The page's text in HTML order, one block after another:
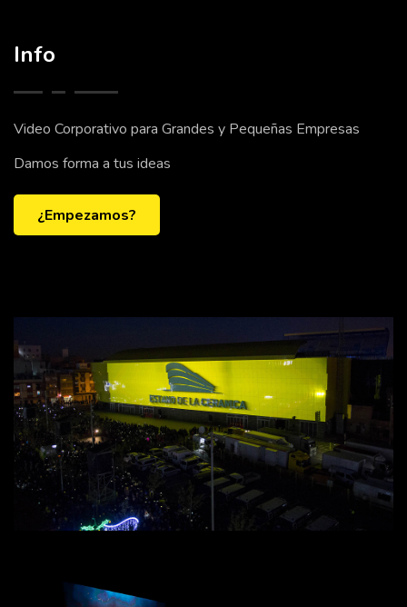
Info
Video Corporativo para Grandes y Pequeñas Empresas
Damos forma a tus ideas
¿Empezamos?